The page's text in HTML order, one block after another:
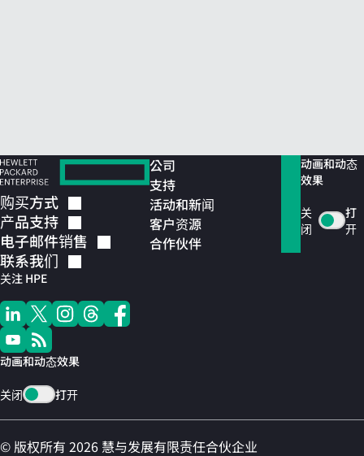
购买方式
产品支持
电子邮件销售
联系我们
关注 HPE
动画和动态效果
关闭 打开
公司
支持
活动和新闻
客户资源
合作伙伴
动画和动态
效果
关
闭
打
开
© 版权所有 2026 慧与发展有限责任合伙企业